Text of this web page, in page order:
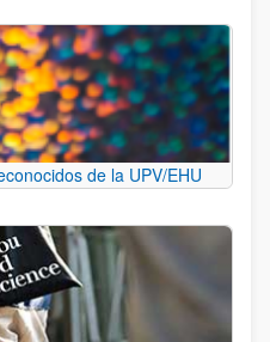
de la UPV/EHU